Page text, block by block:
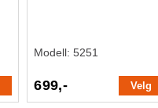
Modell:5251
699,- Velg